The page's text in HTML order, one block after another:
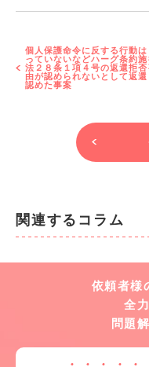
個人保護命令に反する行動は
っていないなどハーグ条約施
法２８条１項４号の返還拒否
由が認められないとして返還
認めた事案
関連するコラム
依頼者様
全
問題